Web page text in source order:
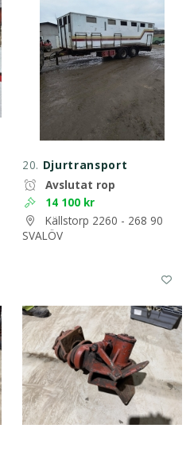
20. Djurtransport
Avslutat rop
14 100 kr
Källstorp 2260 - 268 90
SVALÖV